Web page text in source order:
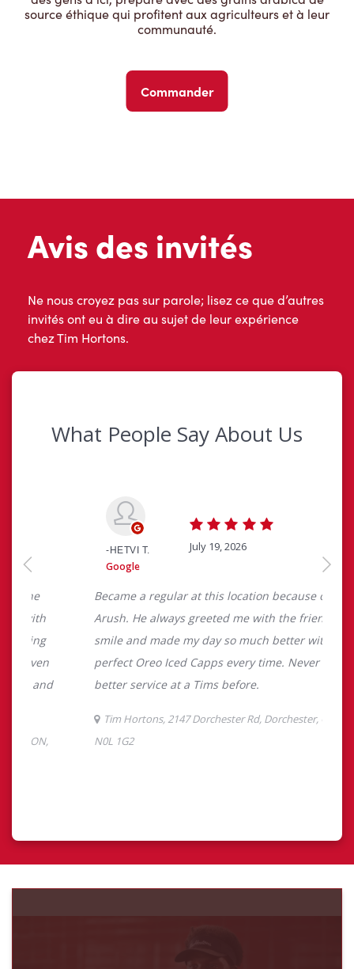
source éthique qui profitent aux agriculteurs et à leur
communauté.
Commander
Avis des invités
Ne nous croyez pas sur parole; lisez ce que d’autres
invités ont eu à dire au sujet de leur expérience
chez Tim Hortons.